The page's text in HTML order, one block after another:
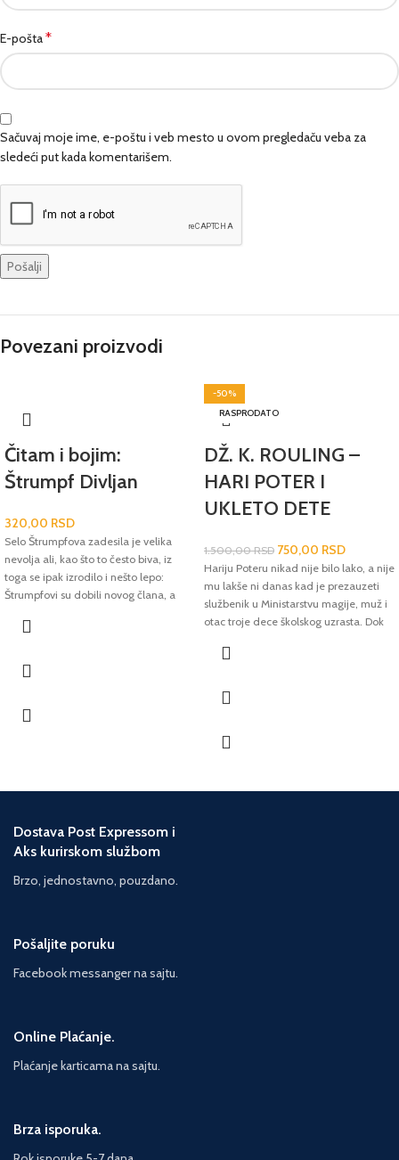
E-pošta*
Sačuvaj moje ime, e-poštu i veb mesto u ovom pregledaču veba za
sledeći put kada komentarišem.
Povezani proizvodi
Čitam i bojim:
Štrumpf Divljan
320,00 RSD
Selo Štrumpfova zadesila je velika
nevolja ali, kao što to često biva, iz
toga se ipak izrodilo i nešto lepo:
Štrumpfovi su dobili novog člana, a
zabavne i poučne pričice, deca će
junaka.
-50%
RASPRODATO
DŽ. K. ROULING –
HARI POTER I
UKLETO DETE
1.500,00RSD 750,00 RSD
Hariju Poteru nikad nije bilo lako, a nije
mu lakše ni danas kad je prezauzeti
službenik u Ministarstvu magije, muž i
otac troje dece školskog uzrasta. Dok
ostane tamo gde joj je mesto, njegov
je dobio po Albusu Dambldoru!), mora
sadašnjost zloslutno se mešaju,
Dostava Post Expressom i
Aks kurirskom službom
Brzo, jednostavno, pouzdano.
Pošaljite poruku
Facebook messanger na sajtu.
Online Plaćanje.
Plaćanje karticama na sajtu.
Brza isporuka.